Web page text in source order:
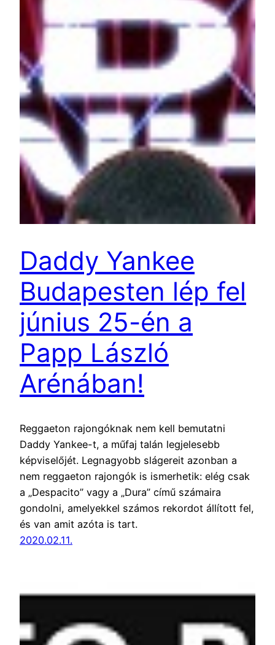
Daddy Yankee
Budapesten lép fel
június 25-én a
Papp László
Arénában!
Reggaeton rajongóknak nem kell bemutatni
Daddy Yankee-t, a műfaj talán legjelesebb
képviselőjét. Legnagyobb slágereit azonban a
nem reggaeton rajongók is ismerhetik: elég csak
a „Despacito” vagy a „Dura” című számaira
gondolni, amelyekkel számos rekordot állított fel,
és van amit azóta is tart.
2020.02.11.